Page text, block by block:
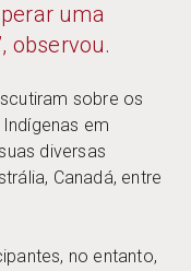
uma
observou.
sobre os
em
diversas
Canadá, entre
no entanto,